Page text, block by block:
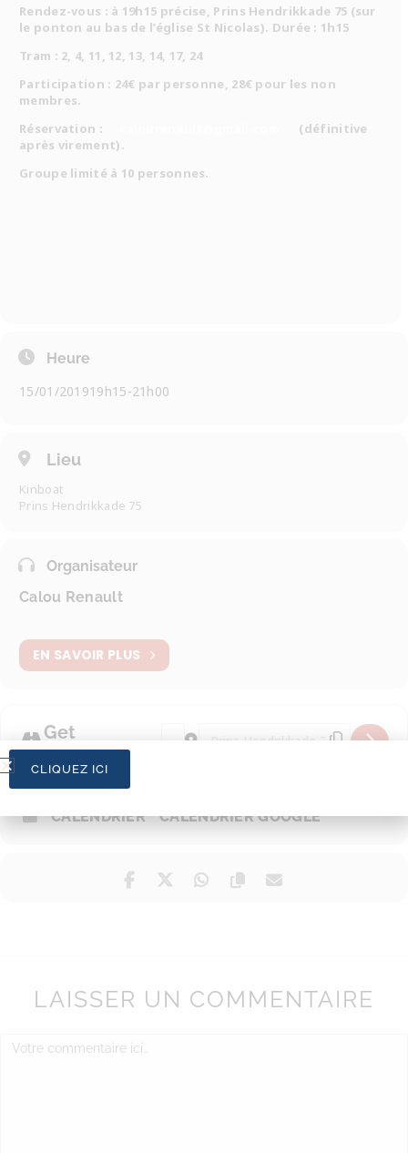
Rendez-vous : à 19h15 précise, Prins Hendrikkade 75 (sur
le ponton au bas de l’église St Nicolas). Durée : 1h15
Tram : 2, 4, 11, 12, 13, 14, 17, 24
Participation : 24€ par personne, 28€ pour les non
membres.
Réservation :
(définitive
après virement).
Groupe limité à 10 personnes.
Heure
15/01/201919h15-21h00
Lieu
Kinboat
Prins Hendrikkade 75
Organisateur
Calou Renault
EN SAVOIR PLUS
Get
Directions
Address - Amsterdam Light Festival,
Destination Address -
CALENDRIER CALENDRIER GOOGLE
LAISSER UN COMMENTAIRE
CLIQUEZ ICI